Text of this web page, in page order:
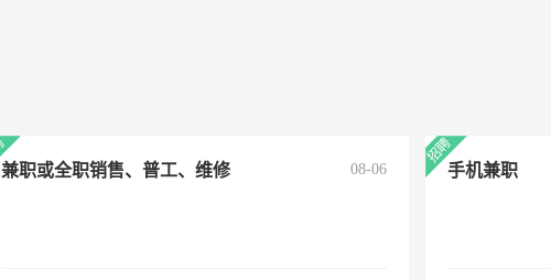
兼职或全职销售、普工、维修 08-06 手机兼职